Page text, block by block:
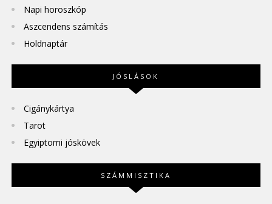
Napi horoszkóp
Aszcendens számítás
Holdnaptár
JÓSLÁSOK
Cigánykártya
Tarot
Egyiptomi jóskövek
SZÁMMISZTIKA